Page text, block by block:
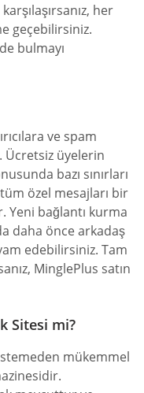
her
geçebilirsiniz.
bulmayı
ve spam
Ücretsiz üyelerin
bazı sınırları
özel mesajları bir
bağlantı kurma
daha önce arkadaş
edebilirsiniz. Tam
MinglePlus satın
Sitesi mi?
mükemmel